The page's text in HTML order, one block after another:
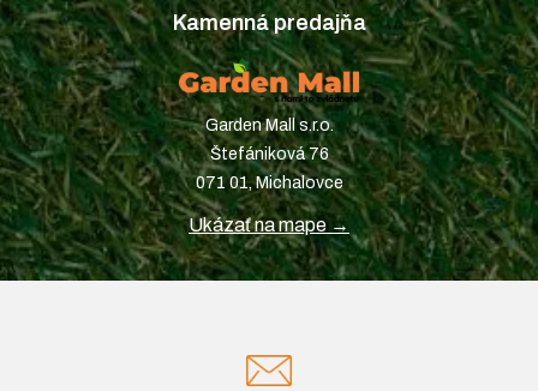
Kamenná predajňa
Garden Mall s.r.o.
Štefániková 76
071 01, Michalovce
Ukázať na mape →